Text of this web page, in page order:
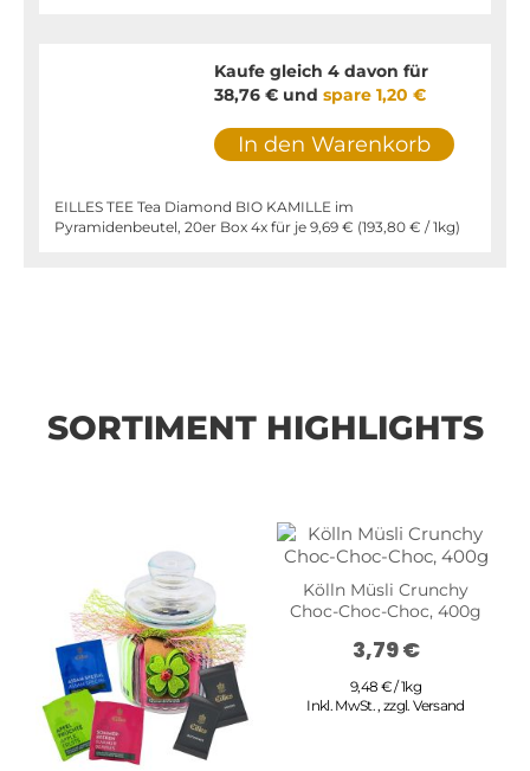
Kaufe gleich 4 davon für
38,76 €und spare 1,20 €
In den Warenkorb
EILLES TEE Tea Diamond BIO KAMILLE im
Pyramidenbeutel, 20er Box 4x für je 9,69 € (193,80 € / 1kg)
SORTIMENT HIGHLIGHTS
Kölln Müsli Crunchy
Choc-Choc-Choc, 400g
3,79 €
9,48 € / 1kg
Inkl. MwSt. ,zzgl.Versand